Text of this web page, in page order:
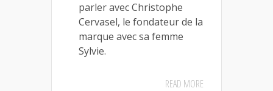
parler avec Christophe
Cervasel, le fondateur de la
marque avec sa femme
Sylvie.
READ MORE